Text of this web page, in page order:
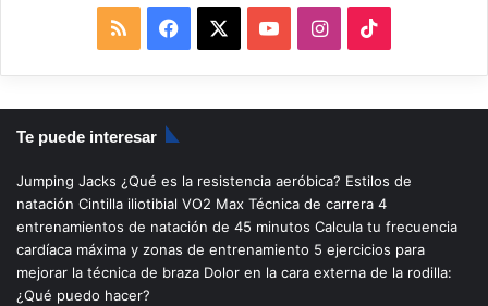
S
S
a
c
b
o
o
u
u
b
I
n
s
a
g
i
k
o
k
Te puede interesar
Jumping Jacks ¿Qué es la resistencia aeróbica? Estilos de
natación Cintilla iliotibial VO2 Max Técnica de carrera 4
entrenamientos de natación de 45 minutos Calcula tu frecuencia
cardíaca máxima y zonas de entrenamiento 5 ejercicios para
mejorar la técnica de braza Dolor en la cara externa de la rodilla:
¿Qué puedo hacer?